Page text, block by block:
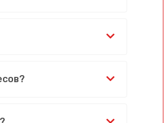
наш специалист свяжется с Вами.